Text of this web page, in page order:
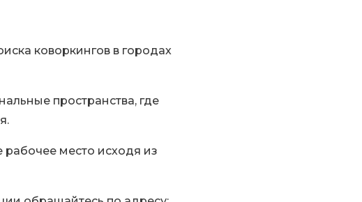
коворкингов в городах
пространства, где
рабочее место исходя из